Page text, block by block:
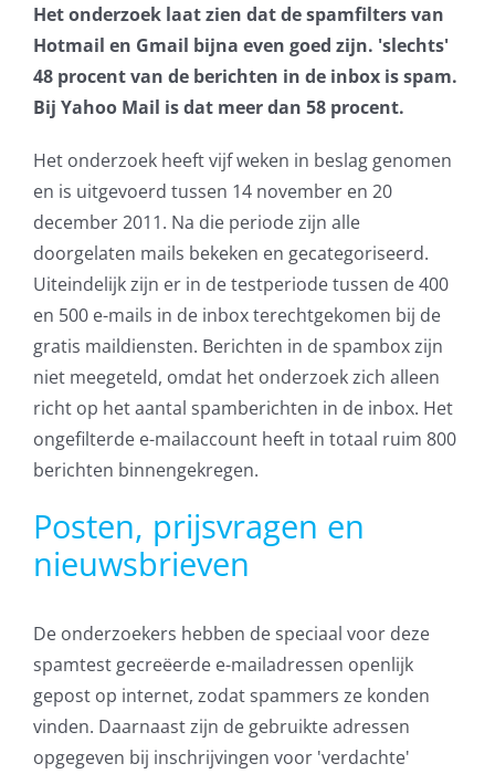
Het onderzoek laat zien dat de spamfilters van
Hotmail en Gmail bijna even goed zijn. 'slechts'
48 procent van de berichten in de inbox is spam.
Bij Yahoo Mail is dat meer dan 58 procent.
Het onderzoek heeft vijf weken in beslag genomen
en is uitgevoerd tussen 14 november en 20
december 2011. Na die periode zijn alle
doorgelaten mails bekeken en gecategoriseerd.
Uiteindelijk zijn er in de testperiode tussen de 400
en 500 e-mails in de inbox terechtgekomen bij de
gratis maildiensten. Berichten in de spambox zijn
niet meegeteld, omdat het onderzoek zich alleen
richt op het aantal spamberichten in de inbox. Het
ongefilterde e-mailaccount heeft in totaal ruim 800
berichten binnengekregen.
Posten, prijsvragen en
nieuwsbrieven
De onderzoekers hebben de speciaal voor deze
spamtest gecreëerde e-mailadressen openlijk
gepost op internet, zodat spammers ze konden
vinden. Daarnaast zijn de gebruikte adressen
opgegeven bij inschrijvingen voor 'verdachte'